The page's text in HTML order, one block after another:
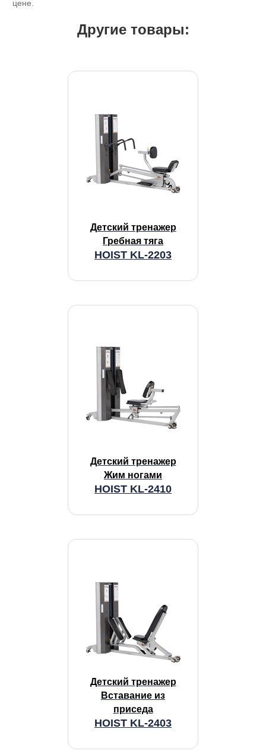
цене.
Другие товары:
Детский тренажер
Гребная тяга
HOIST KL-2203
Детский тренажер
Жим ногами
HOIST KL-2410
Детский тренажер
Вставание из
приседа
HOIST KL-2403